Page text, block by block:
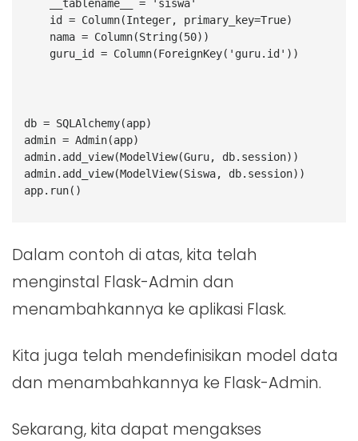
    __tablename__ = 'siswa'
    id = Column(Integer, primary_key=True)
    nama = Column(String(50))
    guru_id = Column(ForeignKey('guru.id'))
db = SQLAlchemy(app)
admin = Admin(app)
admin.add_view(ModelView(Guru, db.session))
admin.add_view(ModelView(Siswa, db.session))
app.run()
Dalam contoh di atas, kita telah
menginstal Flask-Admin dan
menambahkannya ke aplikasi Flask.
Kita juga telah mendefinisikan model data
dan menambahkannya ke Flask-Admin.
Sekarang, kita dapat mengakses